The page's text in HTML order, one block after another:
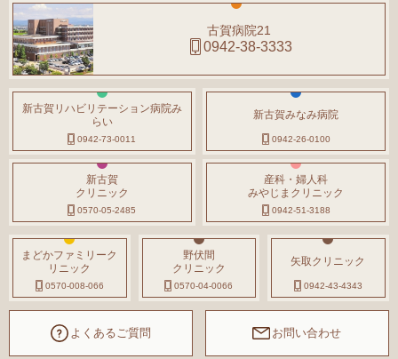
古賀病院21
0942-38-3333
新古賀リハビリテーション病院み
らい
0942-73-0011
新古賀みなみ病院
0942-26-0100
新古賀
クリニック
0570-05-2485
産科・婦人科
みやじまクリニック
0942-51-3188
まどかファミリーク
リニック
0570-008-066
野伏間
クリニック
0570-04-0066
矢取クリニック
0942-43-4343
よくあるご質問 お問い合わせ